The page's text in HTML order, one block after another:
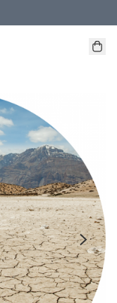
/5件8折】
折】
】件88折/3件85折】
/4件或以上8折】
去賬户資料填上生日日期啦 !